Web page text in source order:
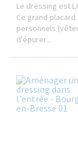
Le dressing est
Ce grand
personnels
d'épurer...